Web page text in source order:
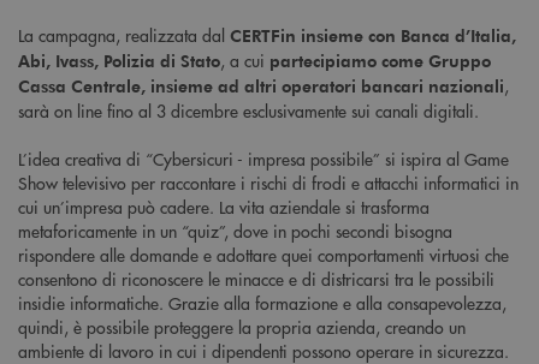
La campagna, realizzata dal CERTFin insieme con Banca d’Italia,
Abi, Ivass, Polizia di Stato, a cui partecipiamo come Gruppo
Cassa Centrale, insieme ad altri operatori bancari nazionali,
sarà on line fino al 3 dicembre esclusivamente sui canali digitali.
L’idea creativa di “Cybersicuri - impresa possibile” si ispira al Game
Show televisivo per raccontare i rischi di frodi e attacchi informatici in
cui un’impresa può cadere. La vita aziendale si trasforma
metaforicamente in un “quiz”, dove in pochi secondi bisogna
rispondere alle domande e adottare quei comportamenti virtuosi che
consentono di riconoscere le minacce e di districarsi tra le possibili
insidie informatiche. Grazie alla formazione e alla consapevolezza,
quindi, è possibile proteggere la propria azienda, creando un
ambiente di lavoro in cui i dipendenti possono operare in sicurezza.